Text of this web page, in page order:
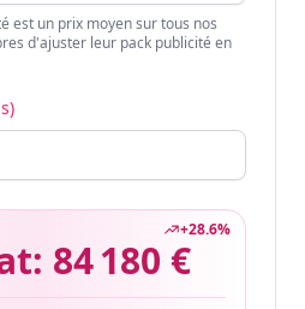
est un prix moyen sur tous nos
d'ajuster leur pack publicité en
+28.6%
84 180 €